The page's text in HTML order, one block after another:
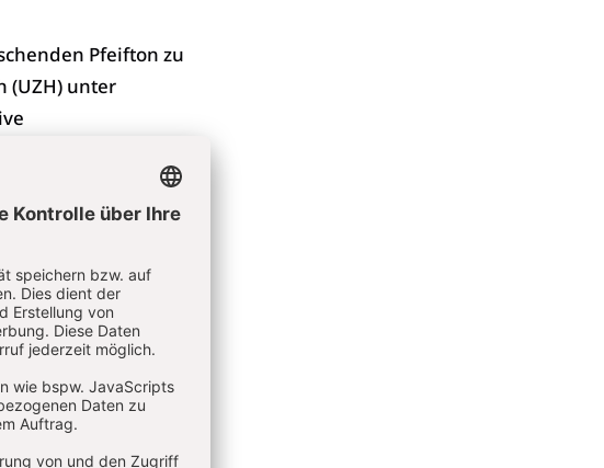
Pfeifton zu
(UZH) unter
aztekischen
Modelle
erzeugen. «Wir
Kulturen oder
Frühholz.
wurden von